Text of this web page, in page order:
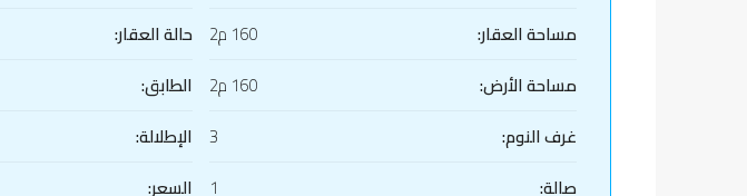
مساحة العقار:
160 م2
مساحة الأرض:
160 م2
غرف النوم:
3
صالة:
1
حالة العقار:
الطابق:
الإطلالة:
السعر: